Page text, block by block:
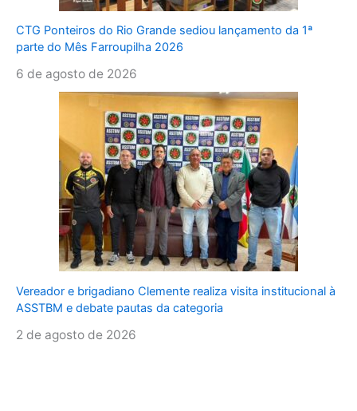
CTG Ponteiros do Rio Grande sediou lançamento da 1ª
parte do Mês Farroupilha 2026
6 de agosto de 2026
Vereador e brigadiano Clemente realiza visita institucional à
ASSTBM e debate pautas da categoria
2 de agosto de 2026